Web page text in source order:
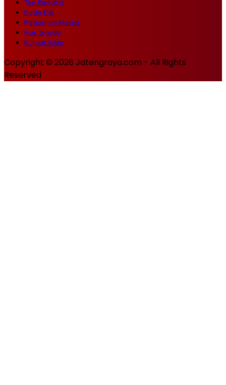
Tim Redaksi
Kode Etik
Pedoman Media
Hak Jawab
Kontak Iklan
Copyright © 2026 Jatengraya.com - All Rights
Reserved